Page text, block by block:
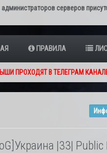
серверов
ПРАВИЛА
ПРОХОДЯТ В ТЕЛЕГРАМ
|33| Public